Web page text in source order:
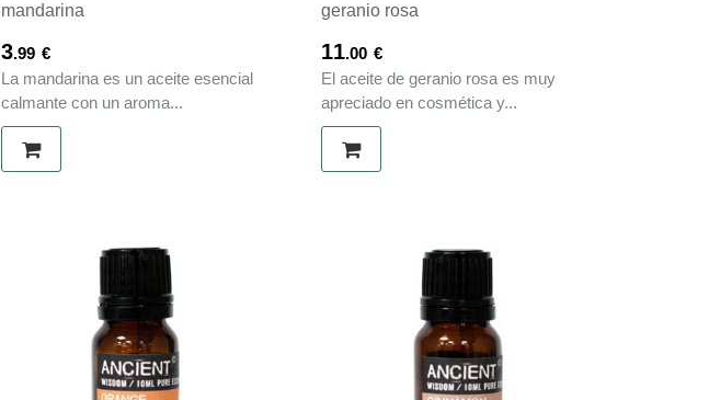
mandarina
3.99 €
La mandarina es un aceite esencial
calmante con un aroma...
geranio rosa
11.00 €
El aceite de geranio rosa es muy
apreciado en cosmética y...